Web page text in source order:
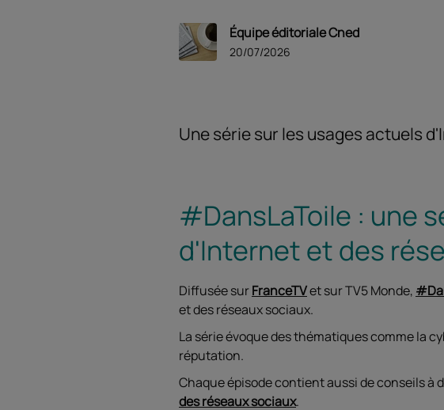
Équipe éditoriale Cned
20/07/2026
Une série sur les usages actuels
#DansLaToile : une
d'Internet et des
Diffusée surFranceTVet sur TV5 Monde,
et des réseaux sociaux.
La série évoque des thématiques comme la
réputation.
Chaque épisode contient aussi de conseils
des réseaux sociaux.